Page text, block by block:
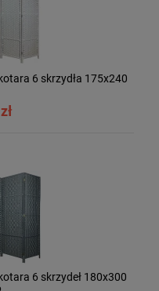
6 skrzydła 175x240
6 skrzydeł 180x300